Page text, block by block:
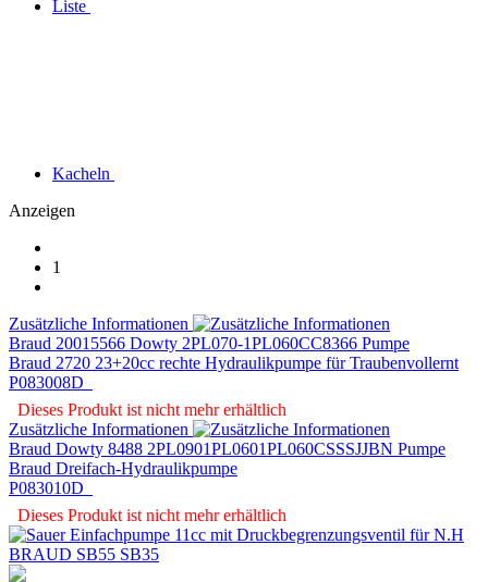
Liste
Kacheln
Anzeigen
1
Zusätzliche Informationen
Braud 20015566 Dowty 2PL070-1PL060CC8366 Pumpe
Braud 2720 23+20cc rechte Hydraulikpumpe für Traubenvollernt
P083008D
Dieses Produkt ist nicht mehr erhältlich
Zusätzliche Informationen
Braud Dowty 8488 2PL0901PL0601PL060CSSSJJBN Pumpe
Braud Dreifach-Hydraulikpumpe
P083010D
Dieses Produkt ist nicht mehr erhältlich